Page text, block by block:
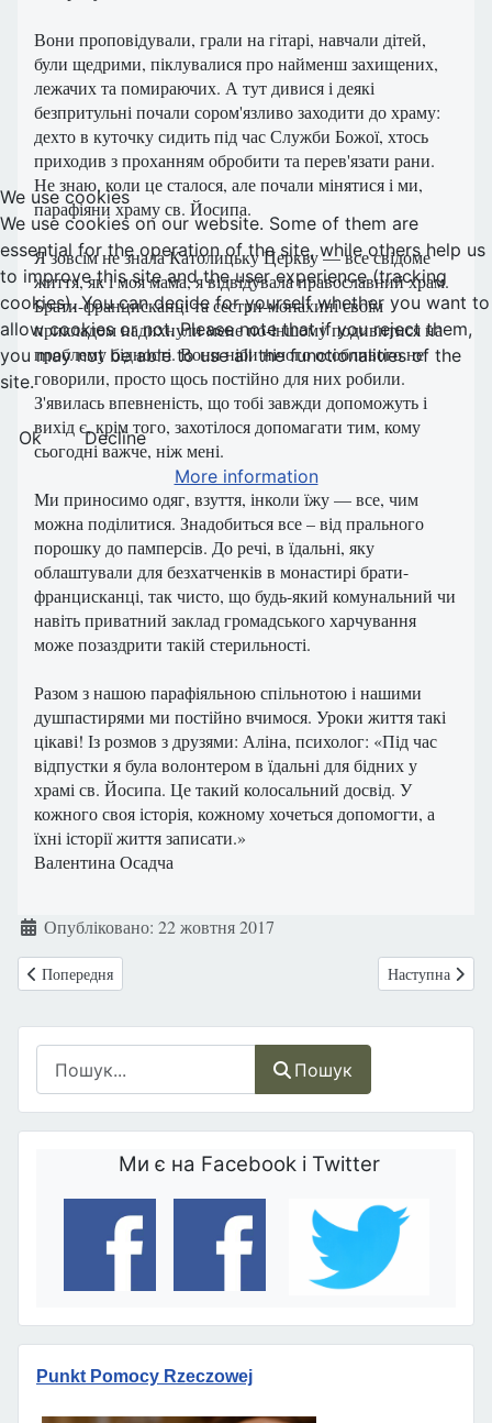
Пошук
Ми є на Facebook і Twitter
Punkt Pomocy Rzeczowej
Вони проповідували, грали на гітарі, навчали дітей,
були щедрими, піклувалися про найменш захищених,
лежачих та помираючих. А тут дивися і деякі
безпритульні почали сором'язливо заходити до храму:
дехто в куточку сидить під час Служби Божої, хтось
приходив з проханням обробити та перев'язати рани.
Не знаю, коли це сталося, але почали мінятися і ми,
парафіяни храму св. Йосипа.
Я зовсім не знала Католицьку Церкву — все свідоме
життя, як і моя мама, я відвідувала православний храм.
Брати-францисканці та сестри-монахині своїм
прикладом надихнули мене по-іншому подивитися на
проблему бідності. Вони ніби нічого особливого не
говорили, просто щось постійно для них робили.
З'явилась впевненість, що тобі завжди допоможуть і
вихід є, крім того, захотілося допомагати тим, кому
сьогодні важче, ніж мені.
Ми приносимо одяг, взуття, інколи їжу — все, чим
можна поділитися. Знадобиться все – від прального
порошку до памперсів. До речі, в їдальні, яку
облаштували для безхатченків в монастирі брати-
францисканці, так чисто, що будь-який комунальний чи
навіть приватний заклад громадського харчування
може позаздрити такій стерильності.
Разом з нашою парафіяльною спільнотою і нашими
душпастирями ми постійно вчимося. Уроки життя такі
цікаві! Із розмов з друзями: Аліна, психолог: «Під час
відпустки я була волонтером в їдальні для бідних у
храмі св. Йосипа. Це такий колосальний досвід. У
кожного своя історія, кожному хочеться допомогти, а
їхні історії життя записати.»
Валентина Осадча
ДеталіОпубліковано: 22 жовтня 2017
Попередня стаття: Британія попросила скасувати термін «вагітна
Попередня Наступна
Наступна
We use cookies
We use cookies on our website. Some of them are
essential for the operation of the site, while others help us
to improve this site and the user experience (tracking
cookies). You can decide for yourself whether you want to
allow cookies or not. Please note that if you reject them,
you may not be able to use all the functionalities of the
site.
Ok
Decline
More information